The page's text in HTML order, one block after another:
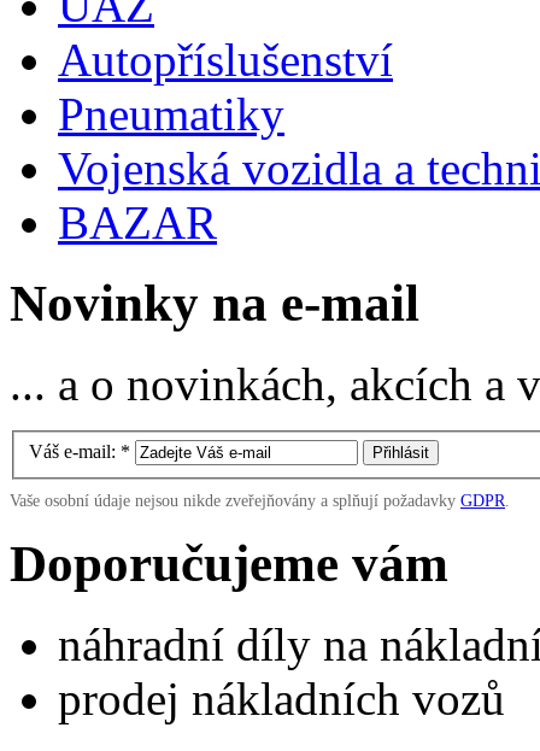
Autopříslušenství
Pneumatiky
Vojenská vozidla a
BAZAR
Novinky na e-mail
... a o novinkách, akcích
Váš e-mail: *
Vaše osobní údaje nejsou nikde zveřejňovány a splňují požadavky GDPR
Doporučujeme vám
náhradní díly na
prodej nákladních vozů